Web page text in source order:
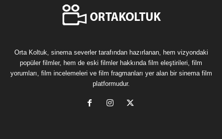
Orta Koltuk, sinema severler tarafından hazırlanan, hem vizyondaki
popüler filmler, hem de eski filmler hakkında film eleştirileri, film
yorumları, film incelemeleri ve film fragmanları yer alan bir sinema film
platformudur.